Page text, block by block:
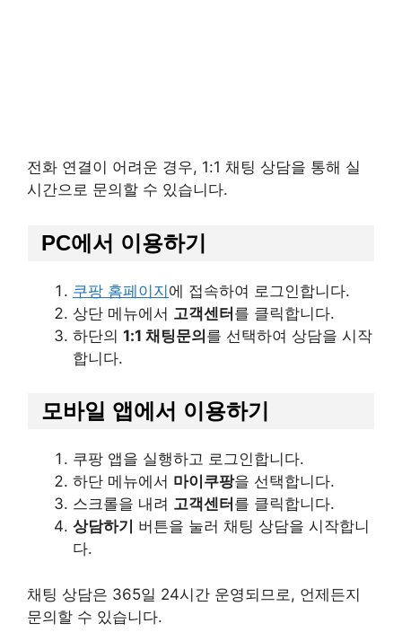
전화 연결이 어려운 경우, 1:1 채팅 상담을 통해 실
시간으로 문의할 수 있습니다.
PC에서 이용하기
쿠팡 홈페이지에 접속하여 로그인합니다.
상단 메뉴에서 고객센터를 클릭합니다.
하단의 1:1 채팅문의를 선택하여 상담을 시작
합니다.
모바일 앱에서 이용하기
쿠팡 앱을 실행하고 로그인합니다.
하단 메뉴에서 마이쿠팡을 선택합니다.
스크롤을 내려 고객센터 를 클릭합니다.
상담하기
버튼을 눌러 채팅 상담을 시작합니
다.
채팅 상담은 365일 24시간 운영되므로, 언제든지
문의할 수 있습니다.